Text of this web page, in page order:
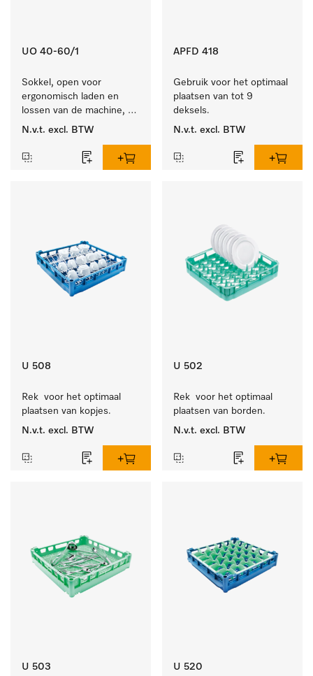
UO 40-60/1
Sokkel, open voor
ergonomisch laden en
lossen van de machine,
hoogte 400 mm.
N.v.t. excl. BTW
APFD 418
Gebruik voor het optimaal
plaatsen van tot 9
deksels.
N.v.t. excl. BTW
U 508
Rek  voor het optimaal
plaatsen van kopjes.
N.v.t. excl. BTW
U 502
Rek  voor het optimaal
plaatsen van borden.
N.v.t. excl. BTW
U 503 U 520